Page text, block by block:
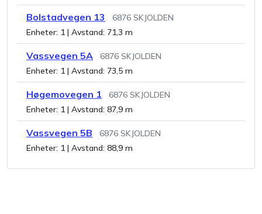
Bolstadvegen 13 6876 SKJOLDEN
Enheter: 1 | Avstand: 71,3 m
Vassvegen 5A 6876 SKJOLDEN
Enheter: 1 | Avstand: 73,5 m
Høgemovegen 1 6876 SKJOLDEN
Enheter: 1 | Avstand: 87,9 m
Vassvegen 5B 6876 SKJOLDEN
Enheter: 1 | Avstand: 88,9 m